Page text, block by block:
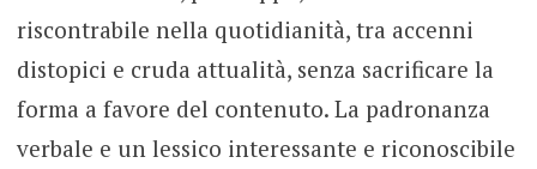
riscontrabile nella quotidianità, tra accenni
distopici e cruda attualità, senza sacrificare la
forma a favore del contenuto. La padronanza
verbale e un lessico interessante e riconoscibile